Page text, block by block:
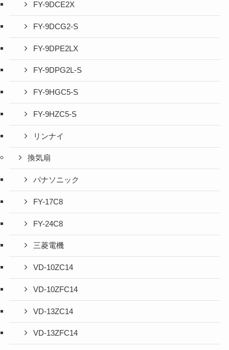
FY-9DCE2X
FY-9DCG2-S
FY-9DPE2LX
FY-9DPG2L-S
FY-9HGC5-S
FY-9HZC5-S
リンナイ
換気扇
パナソニック
FY-17C8
FY-24C8
三菱電機
VD-10ZC14
VD-10ZFC14
VD-13ZC14
VD-13ZFC14